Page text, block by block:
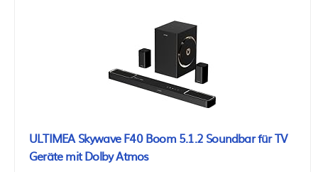
ULTIMEA Skywave F40 Boom 5.1.2 Soundbar für TV
Geräte mit Dolby Atmos